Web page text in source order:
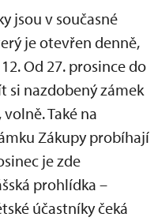
jsou v současné
je otevřen denně,
Od 27. prosince do
si nazdobený zámek
Také na
Zákupy probíhají
je zde
prohlídka –
účastníky čeká